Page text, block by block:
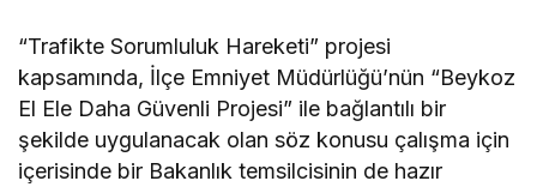
“Trafikte Sorumluluk Hareketi” projesi
kapsamında, İlçe Emniyet Müdürlüğü’nün “Beykoz
El Ele Daha Güvenli Projesi” ile bağlantılı bir
şekilde uygulanacak olan söz konusu çalışma için
içerisinde bir Bakanlık temsilcisinin de hazır